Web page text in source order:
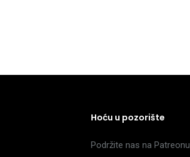
Hoću u pozorište
Podržite nas na Patreonu